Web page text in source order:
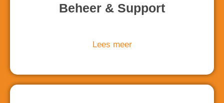
Beheer & Support
Lees meer